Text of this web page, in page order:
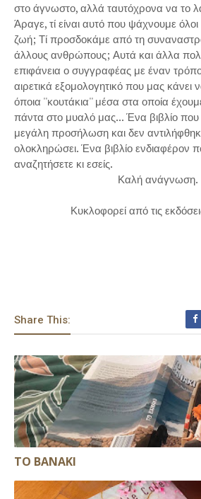
στο άγνωστο, αλλά ταυτόχρονα να το
Άραγε, τί είναι αυτό που ψάχνουμε
ζωή; Τί προσδοκάμε από τη
άλλους ανθρώπους; Αυτά και άλλα
επιφάνεια ο συγγραφέας με έναν
αιρετικά εξομολογητικό που μας
όποια ''κουτάκια'' μέσα στα οποία
πάντα στο μυαλό μας... Ένα βιβλίο
μεγάλη προσήλωση και δεν
ολοκληρώσει. Ένα βιβλίο ενδιαφέρον
αναζητήσετε κι εσείς.
Καλή ανάγνωση.
Κυκλοφορεί από τις
Share This:
ΤΟ ΒΑΝΑΚΙ